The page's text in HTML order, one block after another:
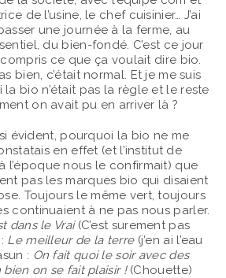
de l’usine, le chef cuisinier… J’ai
une journée à la ferme, au
du bien-fondé. C’est ce jour
compris ce que ça voulait dire bio.
bien, c’était normal. Et je me suis
bio n’était pas la règle et le reste
on avait pu en arriver là ?
si évident, pourquoi la bio ne me
en effet (et l’institut de
l’époque nous le confirmait) que
pas les marques bio qui disaient
Toujours le même vert, toujours
continuaient à ne pas nous parler.
dans le Vrai(C’est surement pas
Le meilleur de la terre(j’en ai l’eau
: On fait quoi le soir avec des
bien on se fait plaisir !(Chouette)